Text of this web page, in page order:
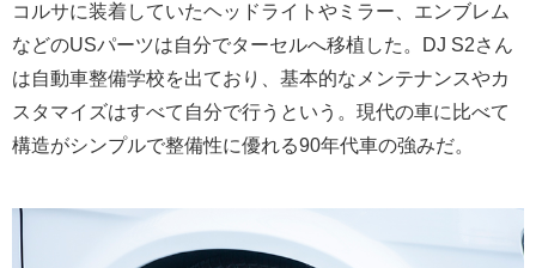
コルサに装着していたヘッドライトやミラー、エンブレム
などのUSパーツは自分でターセルへ移植した。DJ S2さん
は自動車整備学校を出ており、基本的なメンテナンスやカ
スタマイズはすべて自分で行うという。現代の車に比べて
構造がシンプルで整備性に優れる90年代車の強みだ。